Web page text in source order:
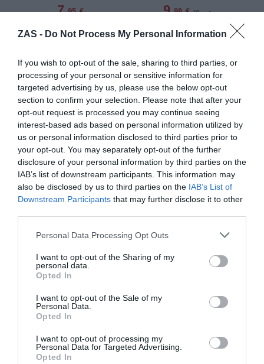
ZAS - Do Not Process My Personal Information
If you wish to opt-out of the sale, sharing to third parties, or
processing of your personal or sensitive information for
targeted advertising by us, please use the below opt-out
section to confirm your selection. Please note that after your
opt-out request is processed you may continue seeing
interest-based ads based on personal information utilized by
us or personal information disclosed to third parties prior to
your opt-out. You may separately opt-out of the further
disclosure of your personal information by third parties on the
IAB’s list of downstream participants. This information may
also be disclosed by us to third parties on the IAB’s List of
Downstream Participants that may further disclose it to other
Personal Data Processing Opt Outs
I want to opt-out of the Sharing of my
personal data.
Opted In
I want to opt-out of the Sale of my
Personal Data.
Opted In
I want to opt-out of processing my
Personal Data for Targeted Advertising.
Opted In
7,95 € 9,98 € 19,95 €
3X2
Pendientes de coco
★★★★★
★★★★★
3,00
Ver producto
-3X2%
3X2
Pendientes calaveras presión
6,
Ver producto